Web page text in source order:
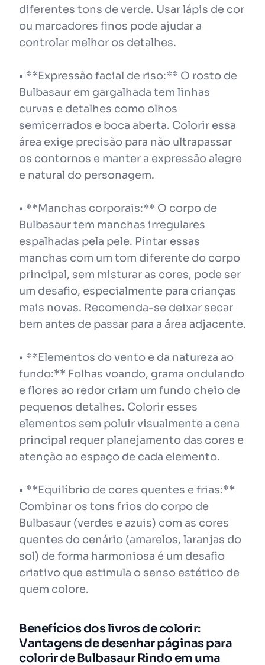
diferentes tons de verde. Usar lápis de cor
ou marcadores finos pode ajudar a
controlar melhor os detalhes.
• **Expressão facial de riso:** O rosto de
Bulbasaur em gargalhada tem linhas
curvas e detalhes como olhos
semicerrados e boca aberta. Colorir essa
área exige precisão para não ultrapassar
os contornos e manter a expressão alegre
e natural do personagem.
• **Manchas corporais:** O corpo de
Bulbasaur tem manchas irregulares
espalhadas pela pele. Pintar essas
manchas com um tom diferente do corpo
principal, sem misturar as cores, pode ser
um desafio, especialmente para crianças
mais novas. Recomenda-se deixar secar
bem antes de passar para a área adjacente.
• **Elementos do vento e da natureza ao
fundo:** Folhas voando, grama ondulando
e flores ao redor criam um fundo cheio de
pequenos detalhes. Colorir esses
elementos sem poluir visualmente a cena
principal requer planejamento das cores e
atenção ao espaço de cada elemento.
• **Equilíbrio de cores quentes e frias:**
Combinar os tons frios do corpo de
Bulbasaur (verdes e azuis) com as cores
quentes do cenário (amarelos, laranjas do
sol) de forma harmoniosa é um desafio
criativo que estimula o senso estético de
quem colore.
Benefícios dos livros de colorir:
Vantagens de desenhar páginas para
colorir de Bulbasaur Rindo em uma